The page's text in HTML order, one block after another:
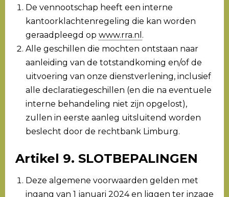
De vennootschap heeft een interne
kantoorklachtenregeling die kan worden
geraadpleegd op www.rra.nl .
Alle geschillen die mochten ontstaan naar
aanleiding van de totstandkoming en/of de
uitvoering van onze dienstverlening, inclusief
alle declaratiegeschillen (en die na eventuele
interne behandeling niet zijn opgelost),
zullen in eerste aanleg uitsluitend worden
beslecht door de rechtbank Limburg.
Artikel 9. SLOTBEPALINGEN
Deze algemene voorwaarden gelden met
ingang van 1 januari 2024 en liggen ter inzage